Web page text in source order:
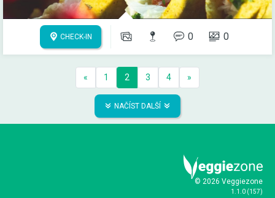
CHECK-IN 0 0
« 1 2 3 4 »
NAČÍST DALŠÍ
© 2026 Veggiezone
1.1.0 (157)